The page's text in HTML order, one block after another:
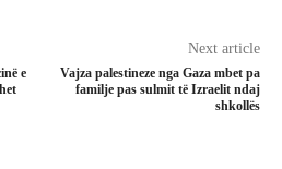
e
Next article
Vajza palestineze nga Gaza mbet pa
familje pas sulmit të Izraelit ndaj
shkollës